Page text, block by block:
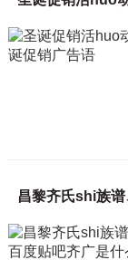
昌黎齐氏shi族